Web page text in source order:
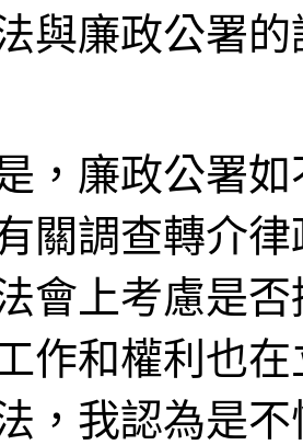
與廉政公署
，廉政公署
關調查轉介
會上考慮是
作和權利也
，我認為是